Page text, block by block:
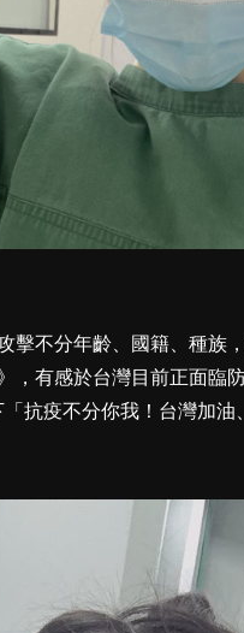
擊不分年齡、國籍、種族
，有感於台灣目前正面臨
抗疫不分你我！台灣加